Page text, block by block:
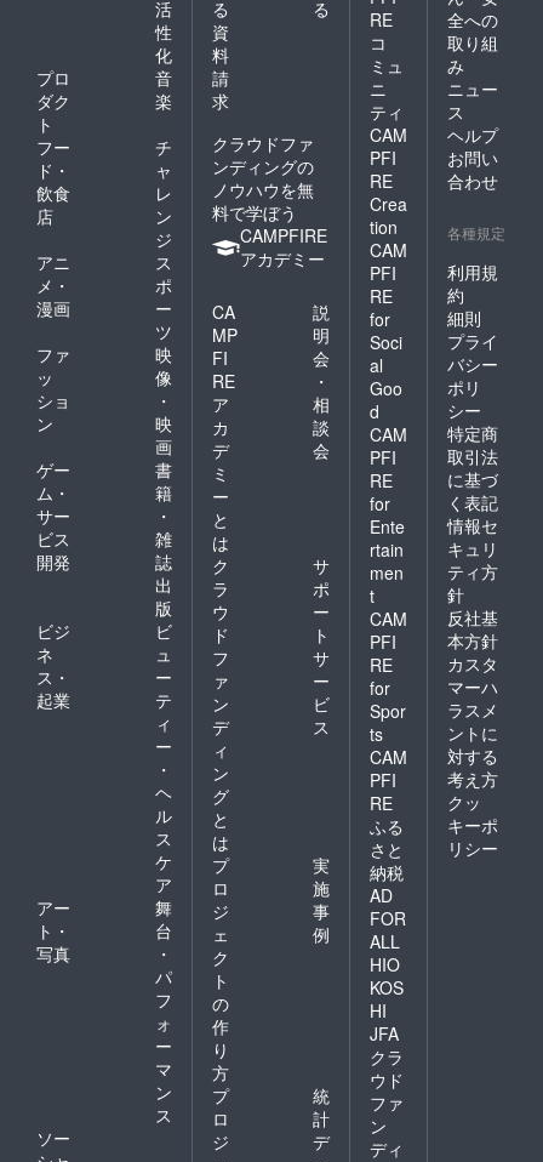
活
性
化
プロ
ダク
ト
音
楽
フー
ド・
飲食
店
チ
ャ
レ
ン
ジ
アニ
メ・
漫画
ス
ポ
ー
ツ
ファ
ッ
ショ
ン
映
像
・
映
画
ゲー
ム・
サー
ビス
開発
書
籍
・
雑
誌
出
版
ビジ
ネ
ス・
起業
ビ
ュ
ー
テ
ィ
ー
・
ヘ
ル
ス
ケ
ア
アー
ト・
写真
舞
台
・
パ
フ
ォ
ー
マ
ン
ス
ソー
る
る
資
料
請
求
クラウドファ
ンディングの
ノウハウを無
料で学ぼう
CAMPFIRE
アカデミー
CA
MP
FI
RE
ア
カ
デ
ミ
ー
と
は
説
明
会
・
相
談
会
ク
ラ
ウ
ド
フ
ァ
ン
デ
ィ
ン
グ
と
は
サ
ポ
ー
ト
サ
ー
ビ
ス
プ
ロ
ジ
ェ
ク
ト
の
作
り
方
実
施
事
例
プ
ロ
ジ
統
計
デ
RE
コ
ミュ
ニ
ティ
CAM
PFI
RE
Crea
tion
CAM
PFI
RE
for
Soci
al
Goo
d
CAM
PFI
RE
for
Ente
rtain
men
t
CAM
PFI
RE
for
Spor
ts
CAM
PFI
RE
ふる
さと
納税
AD
FOR
ALL
HIO
KOS
HI
JFA
クラ
ウド
ファ
ン
ディ
全への
取り組
み
ニュー
ス
ヘルプ
お問い
合わせ
各種規定
利用規
約
細則
プライ
バシー
ポリ
シー
特定商
取引法
に基づ
く表記
情報セ
キュリ
ティ方
針
反社基
本方針
カスタ
マーハ
ラスメ
ントに
対する
考え方
クッ
キーポ
リシー